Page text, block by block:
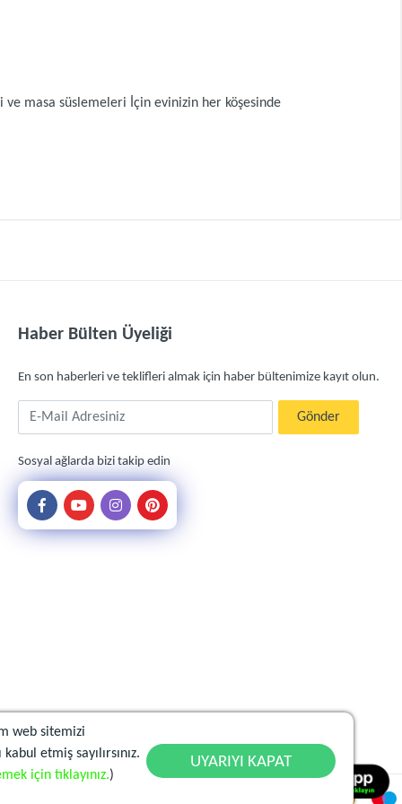
ve masa süslemeleri İçin evinizin her köşesinde
Haber Bülten Üyeliği
En son haberleri ve teklifleri almak için haber bültenimize kayıt olun.
E-Mail Adresiniz Gönder
Sosyal ağlarda bizi takip edin
web sitemizi
etmiş sayılırsınız.
için tıklayınız.)
UYARIYI KAPAT